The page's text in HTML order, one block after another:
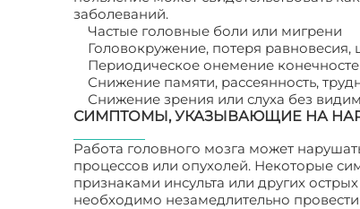
заболеваний.
Частые головные боли или мигрени
Головокружение, потеря равновесия,
Периодическое онемение
Снижение памяти, рассеянность,
Снижение зрения или слуха без
СИМПТОМЫ, УКАЗЫВАЮЩИЕ НА
Работа головного мозга может
процессов или опухолей. Некоторые
признаками инсульта или других
необходимо незамедлительно провести